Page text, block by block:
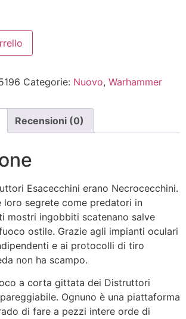
Categorie: Nuovo, Warhammer
Recensioni (0)
Esacecchini erano Necrocecchini.
loro segrete come predatori in
mostri ingobbiti scatenano salve
ostile. Grazie agli impianti oculari
e ai protocolli di tiro
non ha scampo.
a corta gittata dei Distruttori
Ognuno è una piattaforma
di fare a pezzi intere orde di